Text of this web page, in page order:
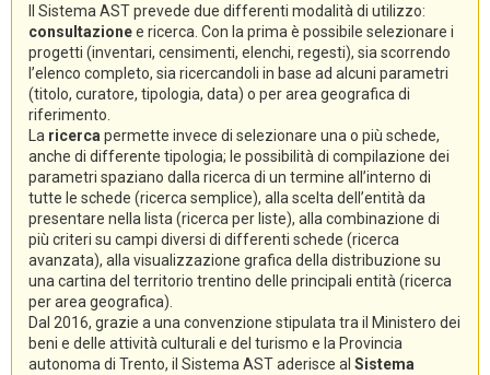
Il Sistema AST prevede due differenti modalità di utilizzo:
consultazionee ricerca. Con la prima è possibile selezionare i
progetti (inventari, censimenti, elenchi, regesti), sia scorrendo
l’elenco completo, sia ricercandoli in base ad alcuni parametri
(titolo, curatore, tipologia, data) o per area geografica di
riferimento.
La ricerca permette invece di selezionare una o più schede,
anche di differente tipologia; le possibilità di compilazione dei
parametri spaziano dalla ricerca di un termine all’interno di
tutte le schede (ricerca semplice), alla scelta dell’entità da
presentare nella lista (ricerca per liste), alla combinazione di
più criteri su campi diversi di differenti schede (ricerca
avanzata), alla visualizzazione grafica della distribuzione su
una cartina del territorio trentino delle principali entità (ricerca
per area geografica).
Dal 2016, grazie a una convenzione stipulata tra il Ministero dei
beni e delle attività culturali e del turismo e la Provincia
autonoma di Trento, il Sistema AST aderisce al Sistema